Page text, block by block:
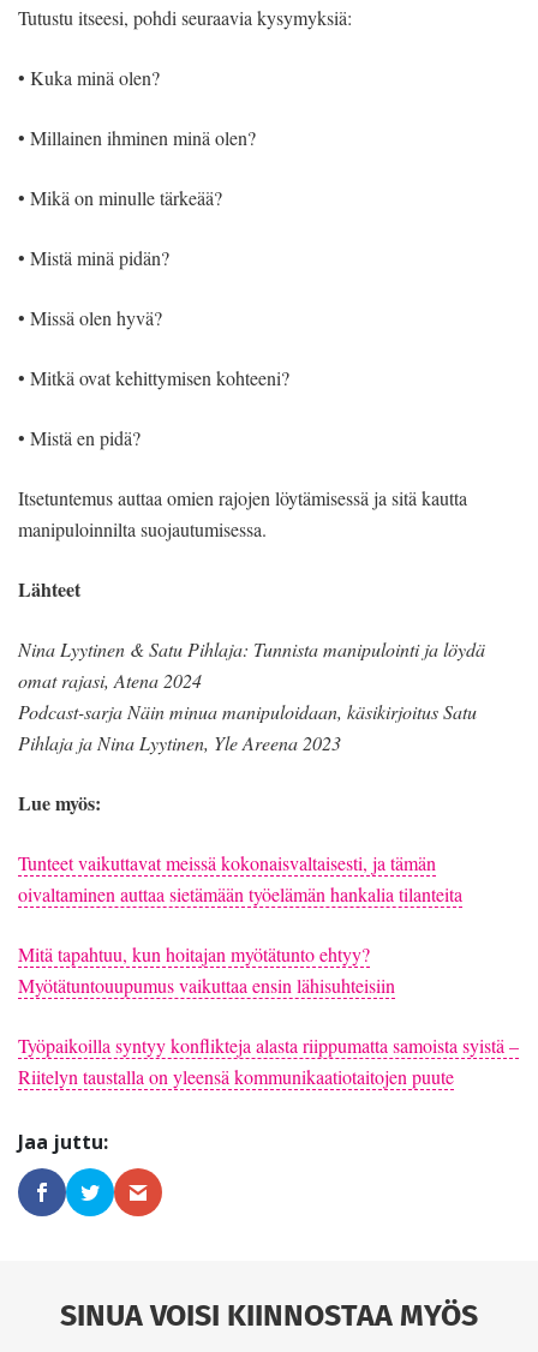
Tutustu itseesi, pohdi seuraavia kysymyksiä:
• Kuka minä olen?
• Millainen ihminen minä olen?
• Mikä on minulle tärkeää?
• Mistä minä pidän?
• Missä olen hyvä?
• Mitkä ovat kehittymisen kohteeni?
• Mistä en pidä?
Itsetuntemus auttaa omien rajojen löytämisessä ja sitä kautta
manipuloinnilta suojautumisessa.
Lähteet
Nina Lyytinen & Satu Pihlaja: Tunnista manipulointi ja löydä
omat rajasi, Atena 2024
Podcast-sarja Näin minua manipuloidaan, käsikirjoitus Satu
Pihlaja ja Nina Lyytinen, Yle Areena 2023
Lue myös:
Tunteet vaikuttavat meissä kokonaisvaltaisesti, ja tämän
oivaltaminen auttaa sietämään työelämän hankalia tilanteita
Mitä tapahtuu, kun hoitajan myötätunto ehtyy?
Myötätuntouupumus vaikuttaa ensin lähisuhteisiin
Työpaikoilla syntyy konflikteja alasta riippumatta samoista syistä –
Riitelyn taustalla on yleensä kommunikaatiotaitojen puute
SINUA VOISI KIINNOSTAA MYÖS